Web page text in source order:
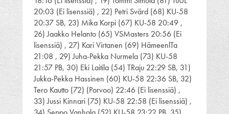
20:03 (Ei lisenssiä) , 22) Petri Svärd (68) KU-58
20:37 SB, 23) Mika Korpi (67) KU-58 20:49 ,
26) Jaakko Helanto (65) VSMasters 20:56 (Ei
lisenssiä) , 27) Kari Virtanen (69) HämeenlTa
21:08 , 29) Juha-Pekka Nurmela (73) KU-58
21:57 PB, 30) Eki Laitila (54) TRaju 22:29 SB, 31)
Jukka-Pekka Hassinen (60) KU-58 22:36 SB, 32)
Tero Kautto (72) (Porvoo) 22:46 (Ei lisenssiä) ,
33) Jussi Kinnari (75) KU-58 22:58 (Ei lisenssiä) ,